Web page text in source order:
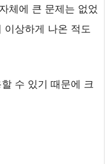
체에 큰 문제는 없었
이상하게 나온 적도
수 있기 때문에 크